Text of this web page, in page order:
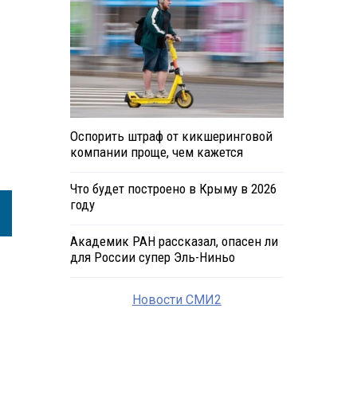
Оспорить штраф от кикшеринговой
компании проще, чем кажется
Что будет построено в Крыму в 2026
году
Академик РАН рассказал, опасен ли
для России супер Эль-Ниньо
Новости СМИ2